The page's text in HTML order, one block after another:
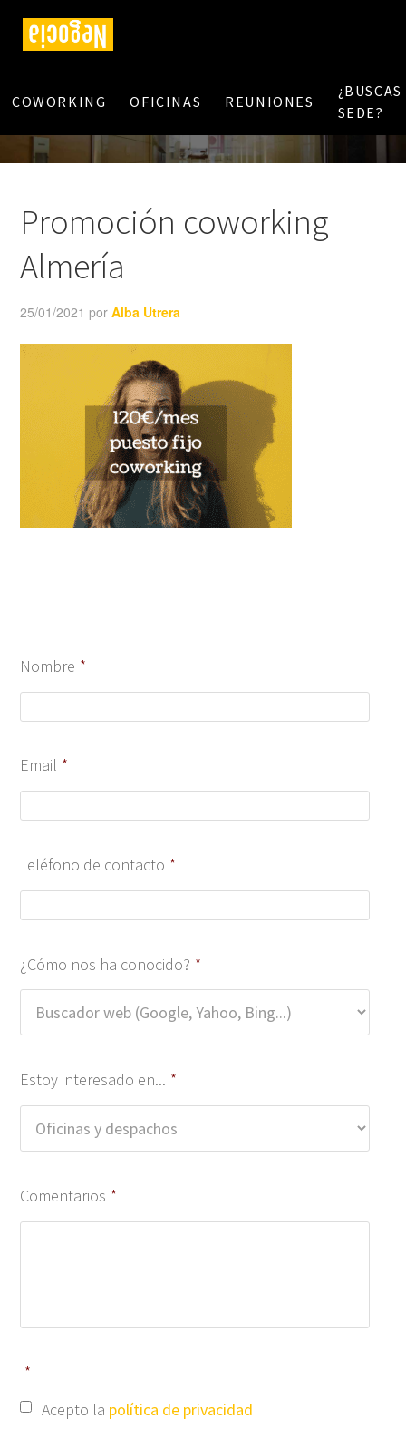
COWORKING OFICINAS REUNIONES
¿BUSCAS
SEDE?
Promoción coworking
Almería
25/01/2021 porAlba Utrera
Nombre *
Email *
Teléfono de contacto *
¿Cómo nos ha conocido? *
Estoy interesado en... *
Comentarios *
*
Acepto la política de privacidad